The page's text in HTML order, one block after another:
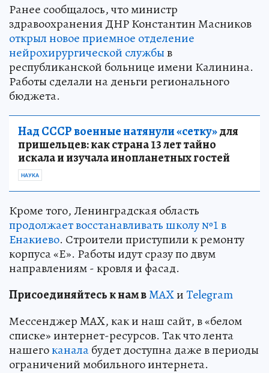
Ранее сообщалось, что министр
здравоохранения ДНР Константин Масников
открыл новое приемное отделение
нейрохирургической службыв
республиканской больнице имени Калинина.
Работы сделали на деньги регионального
бюджета.
Над СССР военные натянули «сетку»для
пришельцев: как страна 13 лет тайно
искала и изучала инопланетных гостей
НАУКА
Кроме того, Ленинградская область
продолжает восстанавливать школу №1 в
Енакиево. Строители приступили к ремонту
корпуса «Е». Работы идут сразу по двум
направлениям - кровля и фасад.
Присоединяйтесь к нам вMAXиTelegram
Мессенджер MAX, как и наш сайт, в «белом
списке» интернет-ресурсов. Так что лента
нашегоканалабудет доступна даже в периоды
ограничений мобильного интернета.